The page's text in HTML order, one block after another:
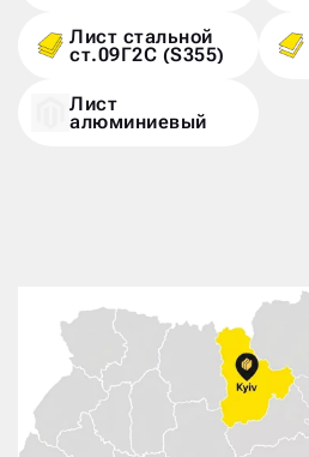
Лист стальной
ст.09Г2С (S355)
Лист
алюминиевый